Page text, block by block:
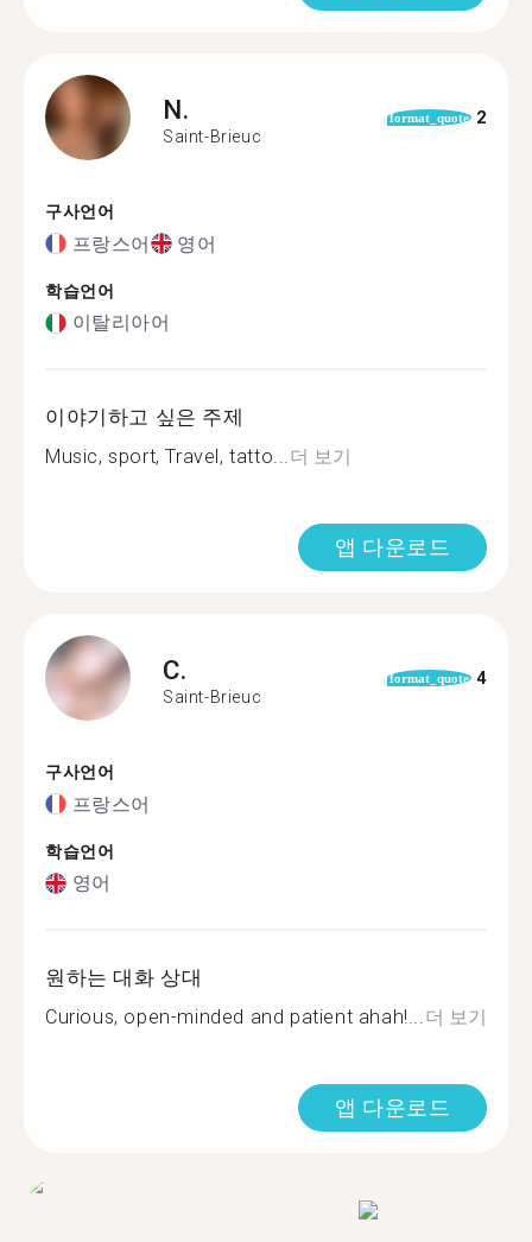
N.
Saint-Brieuc
format_quote 2
구사언어
프랑스어 영어
학습언어
이탈리아어
이야기하고 싶은 주제
Music, sport, Travel, tatto...더 보기
앱 다운로드
C.
Saint-Brieuc
format_quote 4
구사언어
프랑스어
학습언어
영어
원하는 대화 상대
Curious, open-minded and patient ahah!...더 보기
앱 다운로드